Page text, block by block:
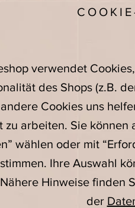
verwendet
des Shops (z.B.
Cookies uns
zu arbeiten. Sie können
wählen oder mit
Ihre Auswahl
Nähere Hinweise finden
der